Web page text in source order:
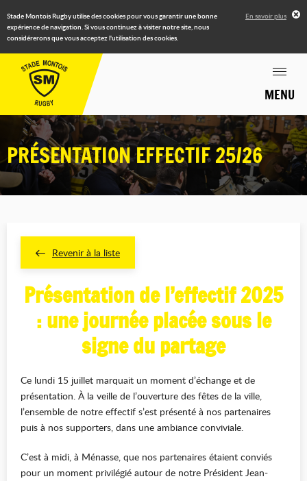
Stade Montois Rugby utilise des cookies pour vous garantir une bonne
expérience de navigation. Si vous continuez à visiter notre site, nous
considérerons que vous acceptez l'utilisation des cookies.
En savoir plus
MENU
PRÉSENTATION EFFECTIF 25/26
Revenir à la liste
Présentation de l’effectif 2025
: une journée placée sous le
signe du partage
Ce lundi 15 juillet marquait un moment d’échange et de
présentation. À la veille de l’ouverture des fêtes de la ville,
l’ensemble de notre effectif s’est présenté à nos partenaires
puis à nos supporters, dans une ambiance conviviale.
C’est à midi, à Ménasse, que nos partenaires étaient conviés
pour un moment privilégié autour de notre Président Jean-